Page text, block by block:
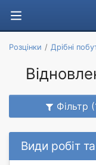
Розцінки Дрібні
Фільтр
Види робіт